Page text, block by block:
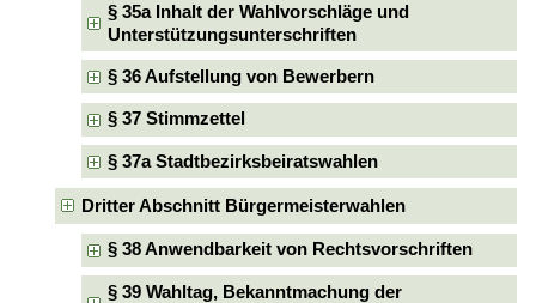
§ 35a Inhalt der Wahlvorschläge und
Unterstützungsunterschriften
§ 36 Aufstellung von Bewerbern
§ 37 Stimmzettel
§ 37a Stadtbezirksbeiratswahlen
Dritter Abschnitt Bürgermeisterwahlen
§ 38 Anwendbarkeit von Rechtsvorschriften
§ 39 Wahltag, Bekanntmachung der